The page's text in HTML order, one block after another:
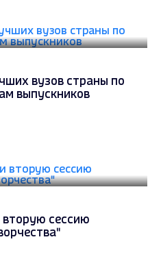
вузов страны по
выпускников
сессию